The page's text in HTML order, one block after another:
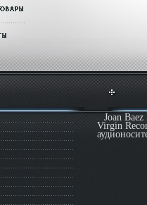
Joan
Virgin